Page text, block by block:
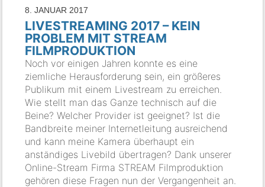
8. JANUAR 2017
LIVESTREAMING 2017 – KEIN
PROBLEM MIT STREAM
FILMPRODUKTION
Noch vor einigen Jahren konnte es eine
ziemliche Herausforderung sein, ein größeres
Publikum mit einem Livestream zu erreichen.
Wie stellt man das Ganze technisch auf die
Beine? Welcher Provider ist geeignet? Ist die
Bandbreite meiner Internetleitung ausreichend
und kann meine Kamera überhaupt ein
anständiges Livebild übertragen? Dank unserer
Online-Stream Firma STREAM Filmproduktion
gehören diese Fragen nun der Vergangenheit an.